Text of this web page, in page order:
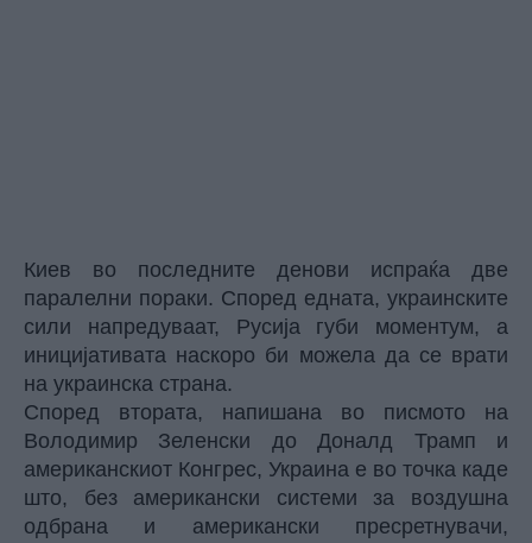
Киев во последните денови испраќа две
паралелни пораки. Според едната, украинските
сили напредуваат, Русија губи моментум, а
иницијативата наскоро би можела да се врати
на украинска страна.
Според втората, напишана во писмото на
Володимир Зеленски до Доналд Трамп и
американскиот Конгрес, Украина е во точка каде
што, без американски системи за воздушна
одбрана и американски пресретнувачи,